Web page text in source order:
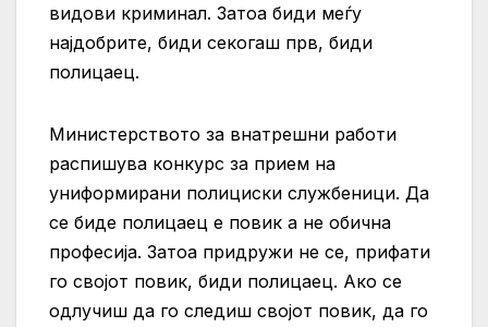
видови криминал. Затоа биди меѓу
најдобрите, биди секогаш прв, биди
полицаец.
Министерството за внатрешни работи
распишува конкурс за прием на
униформирани полициски службеници. Да
се биде полицаец е повик а не обична
професија. Затоа придружи не се, прифати
го својот повик, биди полицаец. Ако се
одлучиш да го следиш својот повик, да го